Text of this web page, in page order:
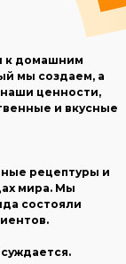
к домашним
мы создаем, а
наши ценности,
и вкусные
рецептуры и
мира. Мы
состояли